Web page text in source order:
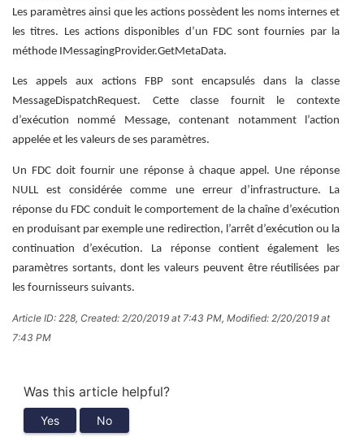
Les paramètres ainsi que les actions possèdent les noms internes et
les titres. Les actions disponibles d’un FDC sont fournies par la
méthode IMessagingProvider.GetMetaData.
Les appels aux actions FBP sont encapsulés dans la classe
MessageDispatchRequest. Cette classe fournit le contexte
d’exécution nommé Message, contenant notamment l’action
appelée et les valeurs de ses paramètres.
Un FDC doit fournir une réponse à chaque appel. Une réponse
NULL est considérée comme une erreur d’infrastructure. La
réponse du FDC conduit le comportement de la chaîne d’exécution
en produisant par exemple une redirection, l’arrêt d’exécution ou la
continuation d’exécution. La réponse contient également les
paramètres sortants, dont les valeurs peuvent être réutilisées par
les fournisseurs suivants.
Article ID: 228, Created: 2/20/2019 at 7:43 PM, Modified: 2/20/2019 at
7:43 PM
Was this article helpful?
Yes No